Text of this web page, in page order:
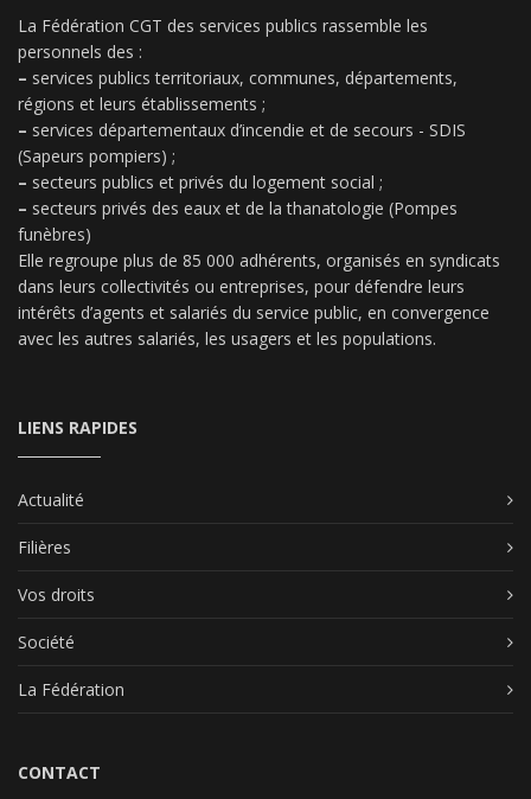
La Fédération CGT des services publics rassemble les
personnels des :
– services publics territoriaux, communes, départements,
régions et leurs établissements ;
– services départementaux d’incendie et de secours - SDIS
(Sapeurs pompiers) ;
– secteurs publics et privés du logement social ;
– secteurs privés des eaux et de la thanatologie (Pompes
funèbres)
Elle regroupe plus de 85 000 adhérents, organisés en syndicats
dans leurs collectivités ou entreprises, pour défendre leurs
intérêts d’agents et salariés du service public, en convergence
avec les autres salariés, les usagers et les populations.
LIENS RAPIDES
Actualité
Filières
Vos droits
Société
La Fédération
CONTACT